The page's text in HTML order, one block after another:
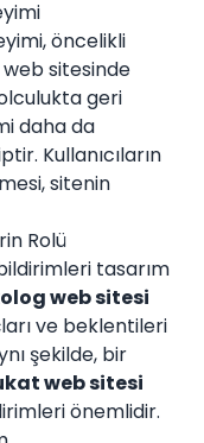
öncelikli
web sitesinde
geri
daha da
Kullanıcıların
sitenin
Rolü
tasarım
web sitesi
ve beklentileri
şekilde, bir
web sitesi
önemlidir.